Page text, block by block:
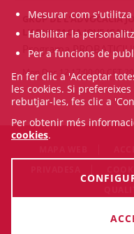
GRUP DE L'ADVOCACIA
L'ADVOCACIA JOVE
Programa
Mon Dec 12 17:00:00 CET
© Thu Aug 06
Mesurar com
Habilitar la
Per a funcions de
En fer clic a 'Acceptar
les cookies. Si
rebutjar-les, fes clic a
Per obtenir més
cookies.